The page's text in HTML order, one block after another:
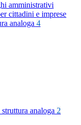
amministrativi
cittadini e imprese
analoga 4
analoga 2